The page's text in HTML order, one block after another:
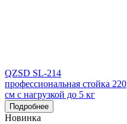
QZSD SL-214
профессиональная стойка 220
см с нагрузкой до 5 кг
Подробнее
Новинка